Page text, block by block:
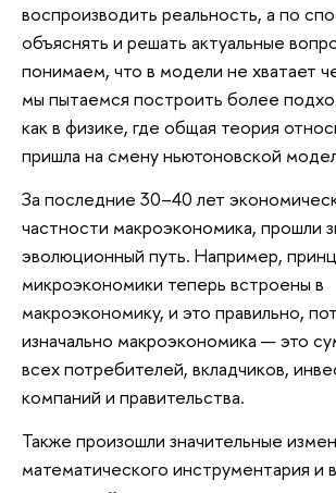
воспроизводить реальность, а по
объяснять и решать актуальные
понимаем, что в модели не хватает
мы пытаемся построить более
как в физике, где общая теория
пришла на смену ньютоновской
За последние 30–40 лет
частности макроэкономика, прошли
эволюционный путь. Например,
микроэкономики теперь встроены в
макроэкономику, и это правильно,
изначально макроэкономика — это
всех потребителей, вкладчиков,
компаний и правительства.
Также произошли значительные
математического инструментария и